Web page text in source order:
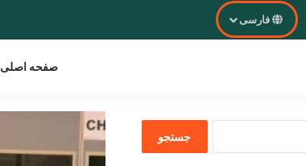
فارسی
صفحه اصلی